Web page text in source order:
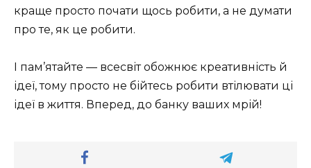
краще просто почати щось робити, а не думати
про те, як це робити.
І пам’ятайте — всесвіт обожнює креативність й
ідеї, тому просто не бійтесь робити втілювати ці
ідеї в життя. Вперед, до банку ваших мрій!